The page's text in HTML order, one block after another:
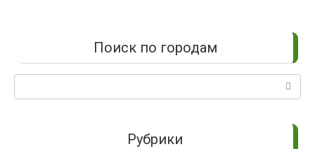
Поиск по городам
Поиск:
Рубрики